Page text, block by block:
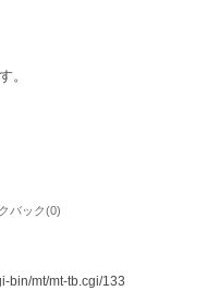
。
バック(0)
bin/mt/mt-tb.cgi/133